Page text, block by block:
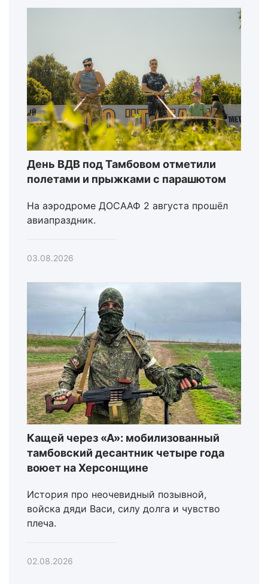
День ВДВ под Тамбовом отметили
полетами и прыжками с парашютом
На аэродроме ДОСААФ 2 августа прошёл
авиапраздник.
03.08.2026
Кащей через «А»: мобилизованный
тамбовский десантник четыре года
воюет на Херсонщине
История про неочевидный позывной,
войска дяди Васи, силу долга и чувство
плеча.
02.08.2026